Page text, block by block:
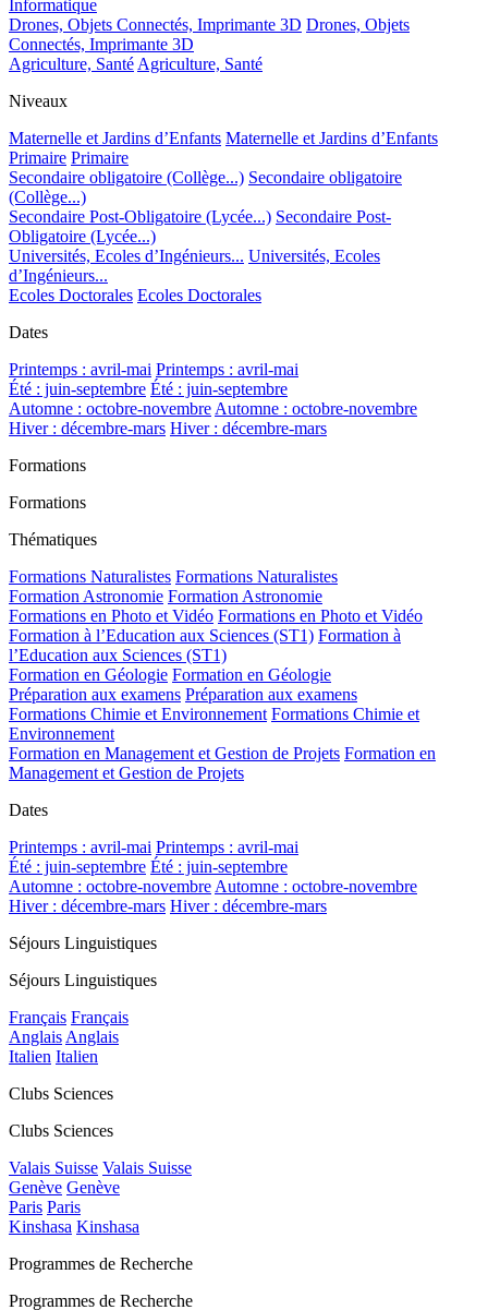
Informatique
Drones, Objets Connectés, Imprimante 3D Drones, Objets
Connectés, Imprimante 3D
Agriculture, Santé Agriculture, Santé
Niveaux
Maternelle et Jardins d’Enfants Maternelle et Jardins d’Enfants
Primaire Primaire
Secondaire obligatoire (Collège...) Secondaire obligatoire
(Collège...)
Secondaire Post-Obligatoire (Lycée...) Secondaire Post-
Obligatoire (Lycée...)
Universités, Ecoles d’Ingénieurs... Universités, Ecoles
d’Ingénieurs...
Ecoles Doctorales Ecoles Doctorales
Dates
Printemps : avril-mai Printemps : avril-mai
Été : juin-septembre Été : juin-septembre
Automne : octobre-novembre Automne : octobre-novembre
Hiver : décembre-mars Hiver : décembre-mars
Formations
Formations
Thématiques
Formations Naturalistes Formations Naturalistes
Formation Astronomie Formation Astronomie
Formations en Photo et Vidéo Formations en Photo et Vidéo
Formation à l’Education aux Sciences (ST1) Formation à
l’Education aux Sciences (ST1)
Formation en Géologie Formation en Géologie
Préparation aux examens Préparation aux examens
Formations Chimie et Environnement Formations Chimie et
Environnement
Formation en Management et Gestion de Projets Formation en
Management et Gestion de Projets
Dates
Printemps : avril-mai Printemps : avril-mai
Été : juin-septembre Été : juin-septembre
Automne : octobre-novembre Automne : octobre-novembre
Hiver : décembre-mars Hiver : décembre-mars
Séjours Linguistiques
Séjours Linguistiques
Français Français
Anglais Anglais
Italien Italien
Clubs Sciences
Clubs Sciences
Valais Suisse Valais Suisse
Genève Genève
Paris Paris
Kinshasa Kinshasa
Programmes de Recherche
Programmes de Recherche